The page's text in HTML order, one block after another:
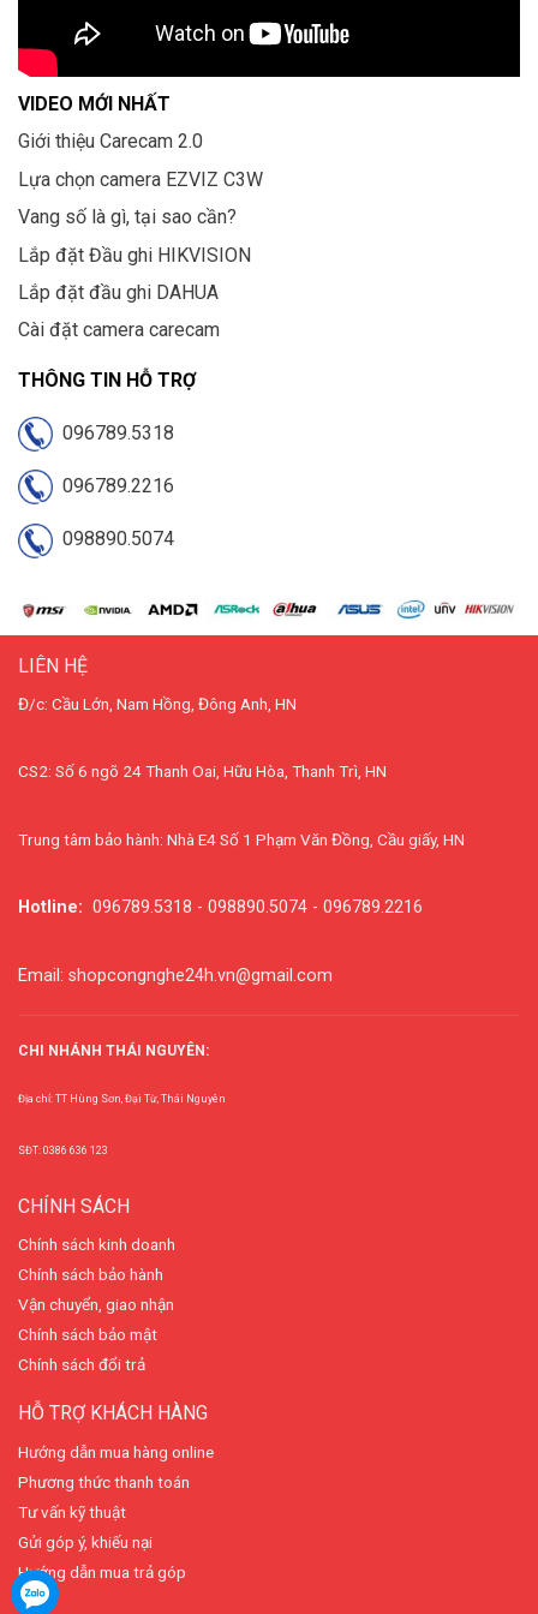
VIDEO MỚI NHẤT
Giới thiệu Carecam 2.0
Lựa chọn camera EZVIZ C3W
Vang số là gì, tại sao cần?
Lắp đặt Đầu ghi HIKVISION
Lắp đặt đầu ghi DAHUA
Cài đặt camera carecam
THÔNG TIN HỖ TRỢ
096789.5318
096789.2216
098890.5074
LIÊN HỆ
Đ/c: Cầu Lớn, Nam Hồng, Đông Anh, HN
CS2: Số 6 ngõ 24 Thanh Oai, Hữu Hòa, Thanh Trì, HN
Trung tâm bảo hành: Nhà E4 Số 1 Phạm Văn Đồng, Cầu giấy, HN
Hotline: 096789.5318 - 098890.5074 - 096789.2216
Email: shopcongnghe24h.vn@gmail.com
CHI NHÁNH THÁI NGUYÊN:
Địa chỉ: TT Hùng Sơn, Đại Từ, Thái Nguyên
SĐT: 0386 636 123
CHÍNH SÁCH
Chính sách kinh doanh
Chính sách bảo hành
Vận chuyển, giao nhận
Chính sách bảo mật
Chính sách đổi trả
HỖ TRỢ KHÁCH HÀNG
Hướng dẫn mua hàng online
Phương thức thanh toán
Tư vấn kỹ thuật
Gửi góp ý, khiếu nại
Hướng dẫn mua trả góp